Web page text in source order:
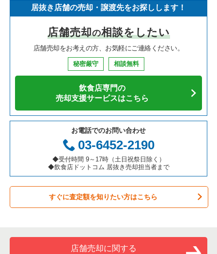
イタリア料理の居抜き売却物件の案件一覧
中華の居抜き売却物件の案件一覧
そば・うどんの居抜き売却物件の案件一覧
焼肉の居抜き売却物件の案件一覧
鉄板焼き・お好み焼の居抜き売却物件の案件一覧
アジア料理の居抜き売却物件の案件一覧
カフェの居抜き売却物件の案件一覧
テイクアウトの居抜き売却物件の案件一覧
お弁当・惣菜・デリの居抜き売却物件の案件一覧
東京都下の飲食店の居抜き売却物件の案件一覧
千葉県の飲食店の居抜き売却物件の案件一覧
埼玉県の飲食店の居抜き売却物件の案件一覧
大阪府の飲食店の居抜き売却物件の案件一覧
兵庫県の飲食店の居抜き売却物件の案件一覧
京都府の飲食店の居抜き売却物件の案件一覧
愛知県の飲食店の居抜き売却物件の案件一覧
岐阜県の飲食店の居抜き売却物件の案件一覧
三重県の飲食店の居抜き売却物件の案件一覧
居抜き店舗の売却・譲渡先をお探しします！
店舗売却の相談をしたい
店舗売却をお考えの方、お気軽にご連絡ください。
秘密厳守 相談無料
飲食店専門の
売却支援サービスはこちら
お電話でのお問い合わせ
03-6452-2190
◆受付時間 9～17時（土日祝祭日除く）
◆飲食店ドットコム 居抜き売却担当者まで
すぐに査定額を知りたい方はこちら
店舗売却に関する